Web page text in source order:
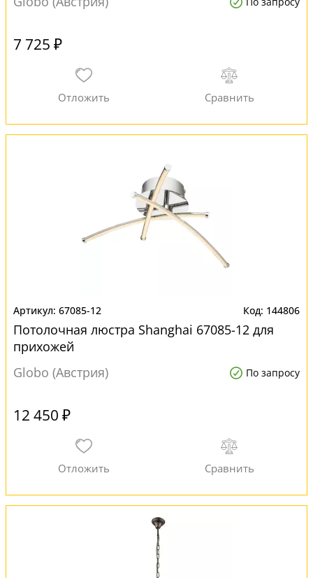
7 725 ₽
67085-12 144806
Потолочная люстра Shanghai 67085-12 для
прихожей
Globo (Австрия)
По запросу
12 450 ₽